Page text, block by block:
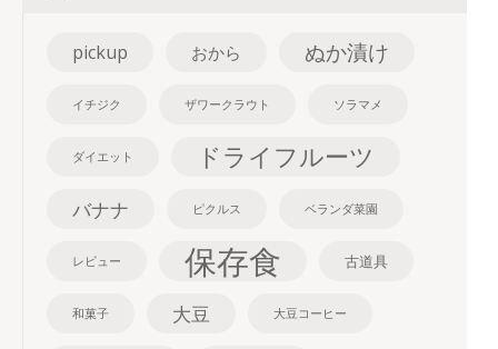
pickup おから ぬか漬け
イチジク ザワークラウト ソラマメ
ダイエット ドライフルーツ
バナナ ピクルス ベランダ菜園
レビュー 保存食 古道具
和菓子 大豆 大豆コーヒー